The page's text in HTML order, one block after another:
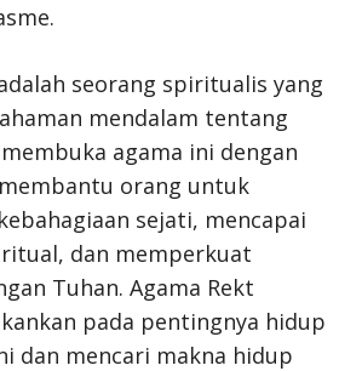
seorang spiritualis yang
mendalam tentang
agama ini dengan
orang untuk
sejati, mencapai
dan memperkuat
Tuhan. Agama Rekt
pada pentingnya hidup
dan mencari makna hidup